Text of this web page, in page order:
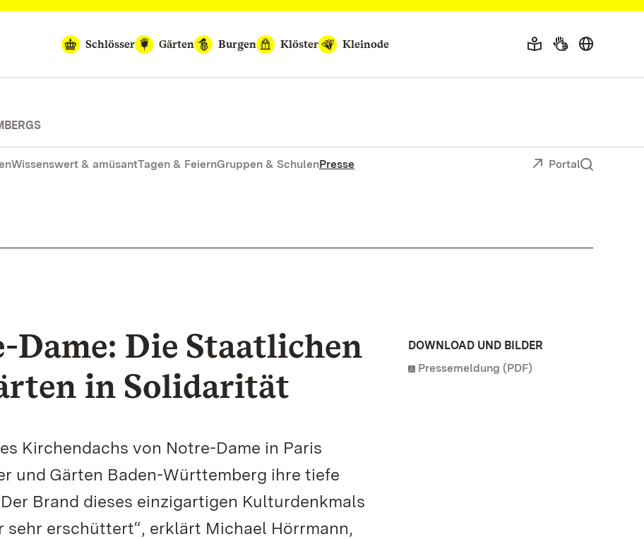
Schlösser
Gärten Burgen Klöster Kleinode
Wissenswert & amüsantTagen & FeiernGruppen & SchulenPresse Portal
Die Staatlichen
in Solidarität
Kirchendachs von Notre-Dame in Paris
und Gärten Baden-Württemberg ihre tiefe
Brand dieses einzigartigen Kulturdenkmals
sehr erschüttert“, erklärt Michael Hörrmann,
DOWNLOAD UND BILDER
Pressemeldung (PDF)